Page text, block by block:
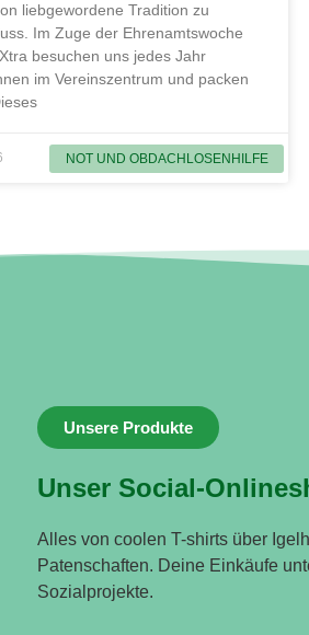
NOT UND OBDACHLOSENHILFE
liebgewordene Tradition zu
Im Zuge der Ehrenamtswoche
besuchen uns jedes Jahr
im Vereinszentrum und packen
Unsere Produkte
Unser Social-
Alles von coolen T-shirts über
Patenschaften. Deine Einkäufe
Sozialprojekte.